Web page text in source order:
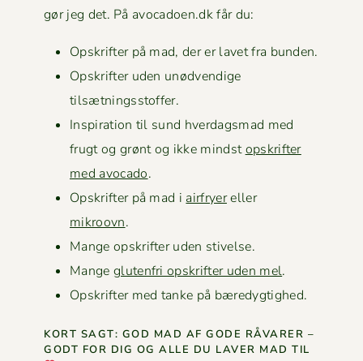
gør jeg det. På avocadoen.dk får du:
Opskrifter på mad, der er lavet fra bunden.
Opskrifter uden unød­vendi­ge
tilsætningsstoffer.
Inspi­ra­tion til sund hverdags­mad med
frugt og grønt og ikke mindstopskrifter
med avo­ca­do.
Opskrifter på mad iair­fry­ereller
mikroovn.
Mange opskrifter uden stivelse.
Mange gluten­fri opskrifter uden mel.
Opskrifter med tanke på bæredygtighed.
KORT SAGT: GOD MAD AF GODE RÅVAR­ER –
GODT FOR DIG OG ALLE DU LAVER MAD TIL